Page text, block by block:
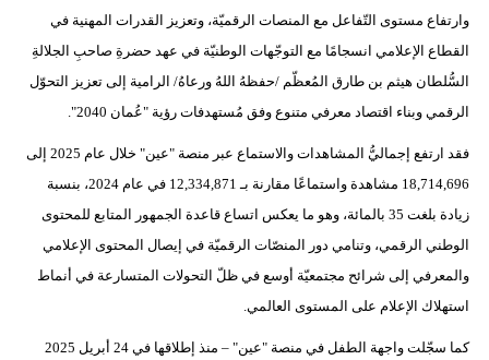
مدوَّنات
فيديو
سيارات
وارتفاع مستوى التّفاعل مع المنصات الرقميّة، وتعزيز القدرات المهنية في
القطاع الإعلامي انسجامًا مع التوجّهات الوطنيّة في عهد حضرةِ صاحبِ الجلالةِ
السُّلطان هيثم بن طارق المُعظّم /حفظهُ اللهُ ورعاهُ/ الرامية إلى تعزيز التحوّل
الرقمي وبناء اقتصاد معرفي متنوع وفق مُستهدفات رؤية "عُمان 2040".
فقد ارتفع إجماليُّ المشاهدات والاستماع عبر منصة "عين" خلال عام 2025 إلى
18,714,696 مشاهدة واستماعًا مقارنة بـ 12,334,871 في عام 2024، بنسبة
زيادة بلغت 35 بالمائة، وهو ما يعكس اتساع قاعدة الجمهور المتابع للمحتوى
الوطني الرقمي، وتنامي دور المنصّات الرقميّة في إيصال المحتوى الإعلامي
والمعرفي إلى شرائح مجتمعيّة أوسع في ظلّ التحولات المتسارعة في أنماط
استهلاك الإعلام على المستوى العالمي.
كما سجّلت واجهة الطفل في منصة "عين" – منذ إطلاقها في 24 أبريل 2025